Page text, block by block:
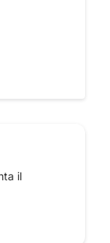
il